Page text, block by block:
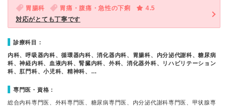
胃腸科 胃痛・腹痛・急性の下痢
4.5
対応がとても丁寧です
診療科目：
内科、呼吸器内科、循環器内科、消化器内科、胃腸科、内分泌代謝科、糖尿病
科、神経内科、血液内科、腎臓内科、外科、消化器外科、リハビリテーション
科、肛門科、小児科、精神科、…
専門医・資格：
総合内科専門医、外科専門医、糖尿病専門医、内分泌代謝科専門医、甲状腺専